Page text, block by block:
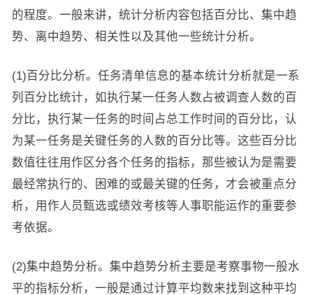
的程度。一般来讲，统计分析内容包括百分比、集中趋
势、离中趋势、相关性以及其他一些统计分析。
(1)百分比分析。任务清单信息的基本统计分析就是一系
列百分比统计，如执行某一任务人数占被调查人数的百
分比，执行某一任务的时间占总工作时间的百分比，认
为某一任务是关键任务的人数的百分比等。这些百分比
数值往往用作区分各个任务的指标，那些被认为是需要
最经常执行的、困难的或最关键的任务，才会被重点分
析，用作人员甄选或绩效考核等人事职能运作的重要参
考依据。
(2)集中趋势分析。集中趋势分析主要是考察事物一般水
平的指标分析，一般是通过计算平均数来找到这种平均